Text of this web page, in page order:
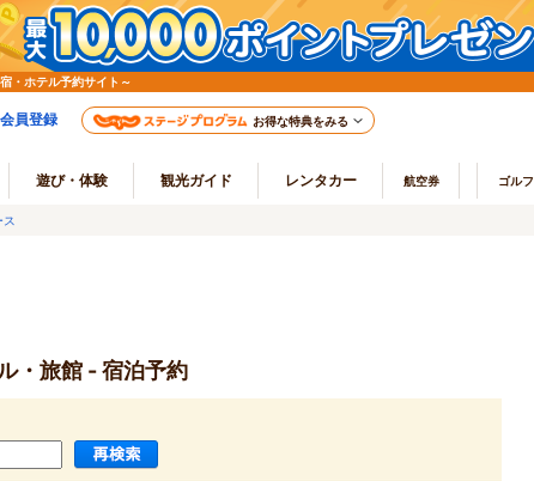
・ホテル予約サイト～
会員登録 お得な特典をみる
遊び・体験 観光ガイド レンタカー 航空券 ゴルフ
・旅館 - 宿泊予約